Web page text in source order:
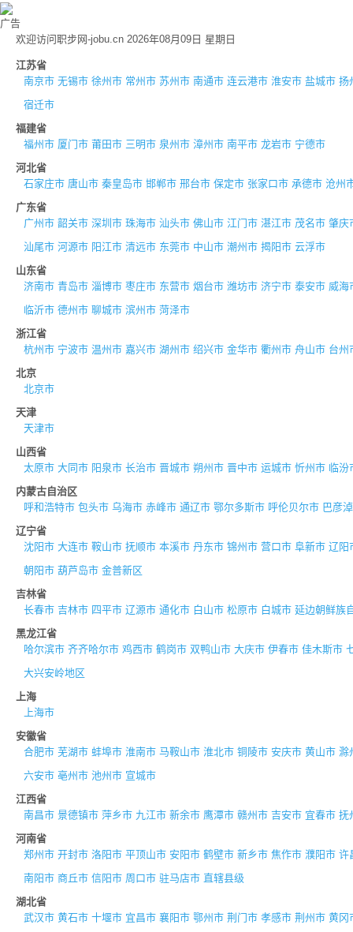
广告
欢迎访问职步网-jobu.cn 2026年08月09日 星期日
江苏省
南京市 无锡市 徐州市 常州市 苏州市 南通市 连云港市 淮安市 盐城市 扬
宿迁市
福建省
福州市 厦门市 莆田市 三明市 泉州市 漳州市 南平市 龙岩市 宁德市
河北省
石家庄市 唐山市 秦皇岛市 邯郸市 邢台市 保定市 张家口市 承德市 沧州
广东省
广州市 韶关市 深圳市 珠海市 汕头市 佛山市 江门市 湛江市 茂名市 肇庆
汕尾市 河源市 阳江市 清远市 东莞市 中山市 潮州市 揭阳市 云浮市
山东省
济南市 青岛市 淄博市 枣庄市 东营市 烟台市 潍坊市 济宁市 泰安市 威海
临沂市 德州市 聊城市 滨州市 菏泽市
浙江省
杭州市 宁波市 温州市 嘉兴市 湖州市 绍兴市 金华市 衢州市 舟山市 台州
北京
北京市
天津
天津市
山西省
太原市 大同市 阳泉市 长治市 晋城市 朔州市 晋中市 运城市 忻州市 临汾
内蒙古自治区
呼和浩特市 包头市 乌海市 赤峰市 通辽市 鄂尔多斯市 呼伦贝尔市 巴彦
辽宁省
沈阳市 大连市 鞍山市 抚顺市 本溪市 丹东市 锦州市 营口市 阜新市 辽阳
朝阳市 葫芦岛市 金普新区
吉林省
长春市 吉林市 四平市 辽源市 通化市 白山市 松原市 白城市 延边朝鲜族
黑龙江省
哈尔滨市 齐齐哈尔市 鸡西市 鹤岗市 双鸭山市 大庆市 伊春市 佳木斯市
大兴安岭地区
上海
上海市
安徽省
合肥市 芜湖市 蚌埠市 淮南市 马鞍山市 淮北市 铜陵市 安庆市 黄山市 滁
六安市 亳州市 池州市 宣城市
江西省
南昌市 景德镇市 萍乡市 九江市 新余市 鹰潭市 赣州市 吉安市 宜春市 抚
河南省
郑州市 开封市 洛阳市 平顶山市 安阳市 鹤壁市 新乡市 焦作市 濮阳市 许
南阳市 商丘市 信阳市 周口市 驻马店市 直辖县级
湖北省
武汉市 黄石市 十堰市 宜昌市 襄阳市 鄂州市 荆门市 孝感市 荆州市 黄冈